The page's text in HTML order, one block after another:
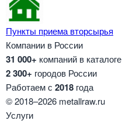
Пункты приема вторсырья
Компании в России
31 000+ компаний в каталоге
2 300+ городов России
Работаем с 2018 года
© 2018–2026 metallraw.ru
Услуги